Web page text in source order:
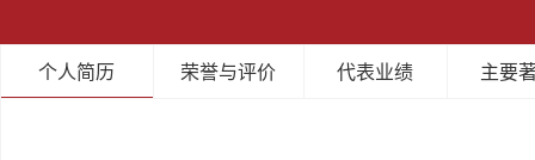
个人简历 荣誉与评价 代表业绩 主要